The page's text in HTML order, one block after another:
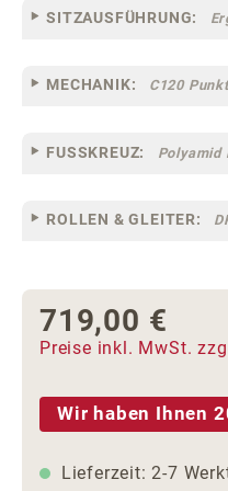
SITZAUSFÜHRUNG:
MECHANIK: C120
FUSSKREUZ: Polyamid
ROLLEN & GLEITER:
Regulärer Preis:
719,00 €
Preise inkl. MwSt.
Wir haben Ihnen
Lieferzeit: 2-7